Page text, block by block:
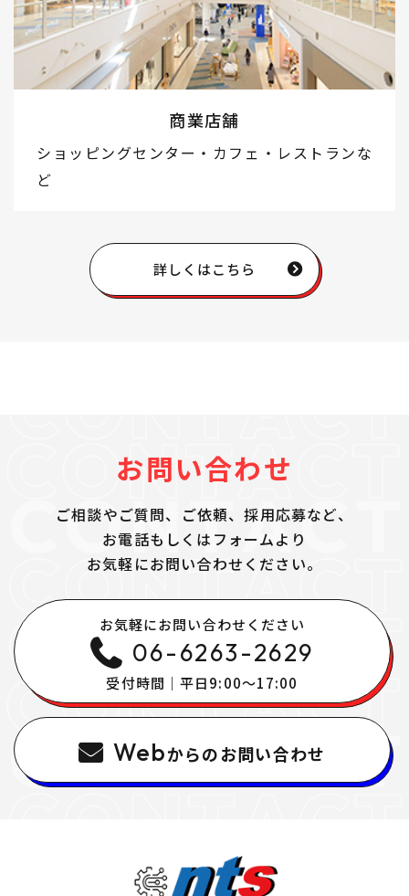
商業店舗
ショッピングセンター・カフェ・レストランな
ど
詳しくはこちら
お問い合わせ
ご相談やご質問、ご依頼、採用応募など、
お電話もしくはフォームより
​​​​​​​お気軽にお問い合わせください。
お気軽にお問い合わせください
06-6263-2629
受付時間｜平日9:00〜17:00
Webからのお問い合わせ